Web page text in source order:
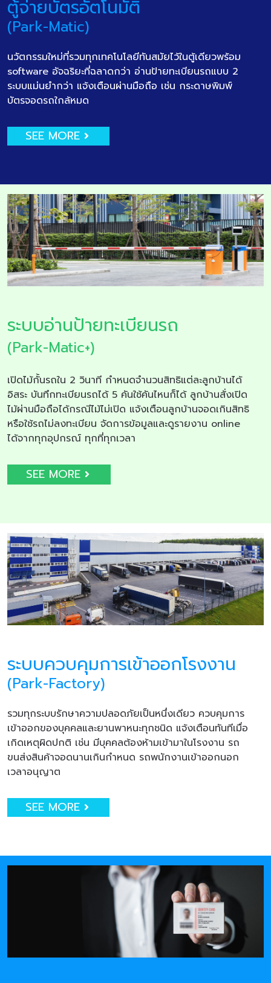
ตู้จ่ายบัตรอัตโนมัติ
(Park-Matic)
นวัตกรรมใหม่ที่รวมทุกเทคโนโลยีทันสมัยไว้ในตู้เดียวพร้อม
software อัจฉริยะที่ฉลาดกว่า อ่านป้ายทะเบียนรถแบบ 2
ระบบแม่นยำกว่า แจ้งเตือนผ่านมือถือ เช่น กระดาษพิมพ์
บัตรจอดรถใกล้หมด
SEE MORE
ระบบอ่านป้ายทะเบียนรถ
(Park-Matic+)
เปิดไม้กั้นรถใน 2 วินาที กำหนดจำนวนสิทธิแต่ละลูกบ้านได้
อิสระ บันทึกทะเบียนรถได้ 5 คันใช้คันไหนก็ได้ ลูกบ้านสั่งเปิด
ไม้ผ่านมือถือได้กรณีไม้ไม่เปิด แจ้งเตือนลูกบ้านจอดเกินสิทธิ
หรือใช้รถไม่ลงทะเบียน จัดการข้อมูลและดูรายงาน online
ได้จากทุกอุปกรณ์ ทุกที่ทุกเวลา
SEE MORE
ระบบควบคุมการเข้าออกโรงงาน
(Park-Factory)
รวมทุกระบบรักษาความปลอดภัยเป็นหนึ่งเดียว ควบคุมการ
เข้าออกของบุคคลและยานพาหนะทุกชนิด แจ้งเตือนทันทีเมื่อ
เกิดเหตุผิดปกติ เช่น มีบุคคลต้องห้ามเข้ามาในโรงงาน รถ
ขนส่งสินค้าจอดนานเกินกำหนด รถพนักงานเข้าออกนอก
เวลาอนุญาต
SEE MORE